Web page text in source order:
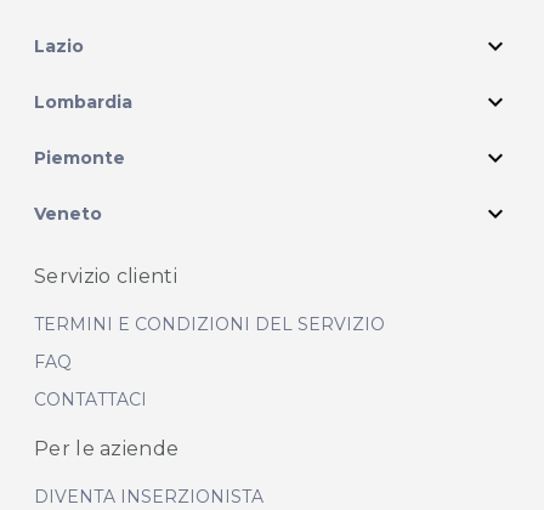
Lazio expand_more
Lombardia expand_more
Piemonte expand_more
Veneto expand_more
Servizio clienti
TERMINI E CONDIZIONI DEL SERVIZIO
FAQ
CONTATTACI
Per le aziende
DIVENTA INSERZIONISTA